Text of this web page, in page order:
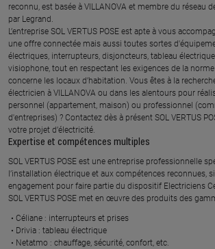
reconnu, est basée à VILLANOVA et membre du réseau
par Legrand.​
L’entreprise SOL VERTUS POSE est apte à vous
une offre connectée mais aussi toutes sortes
électriques, interrupteurs, disjoncteurs, tableau
visiophone, tout en respectant les exigences de la
concerne les locaux d’habitation. Vous êtes à la
électricien à VILLANOVA ou dans les alentours pour
personnel (appartement, maison) ou professionnel
d'entreprises) ? Contactez dès à présent SOL VERTUS
votre projet d’électricité.
Expertise et compétences multiples​
​SOL VERTUS POSE est une entreprise professionnelle
l’installation électrique et aux compétences reconnues,
engagement pour faire partie du dispositif Electriciens
SOL VERTUS POSE met en œuvre des produits des
Céliane : interrupteurs et prises ​
Drivia : tableau électrique ​
Netatmo : chauffage, sécurité, confort, etc.​